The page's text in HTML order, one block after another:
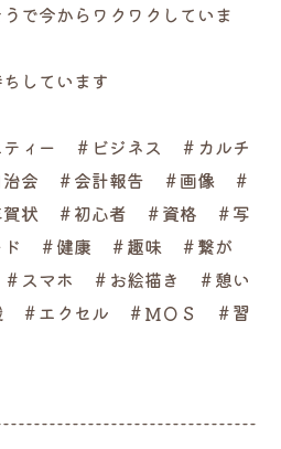
で今からワクワクしていま
しています
ィー ＃ビジネス ＃カルチ
会 ＃会計報告 ＃画像 ＃
状 ＃初心者 ＃資格 ＃写
＃健康 ＃趣味 ＃繋が
スマホ ＃お絵描き ＃憩い
＃エクセル ＃ＭＯＳ ＃習